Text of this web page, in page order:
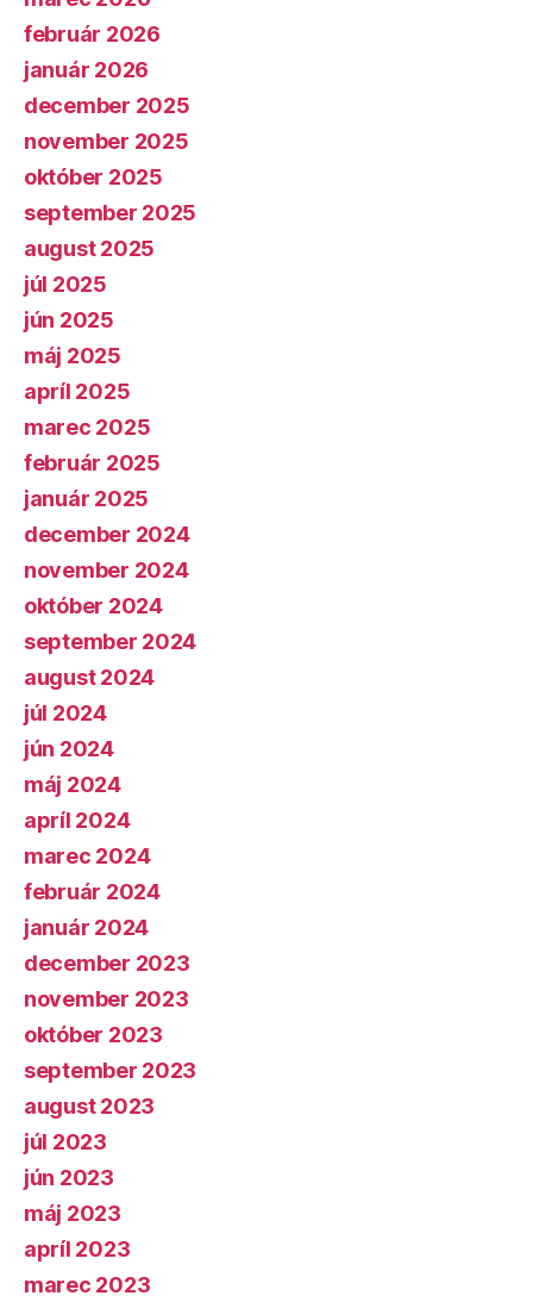
február 2026
január 2026
december 2025
november 2025
október 2025
september 2025
august 2025
júl 2025
jún 2025
máj 2025
apríl 2025
marec 2025
február 2025
január 2025
december 2024
november 2024
október 2024
september 2024
august 2024
júl 2024
jún 2024
máj 2024
apríl 2024
marec 2024
február 2024
január 2024
december 2023
november 2023
október 2023
september 2023
august 2023
júl 2023
jún 2023
máj 2023
apríl 2023
marec 2023